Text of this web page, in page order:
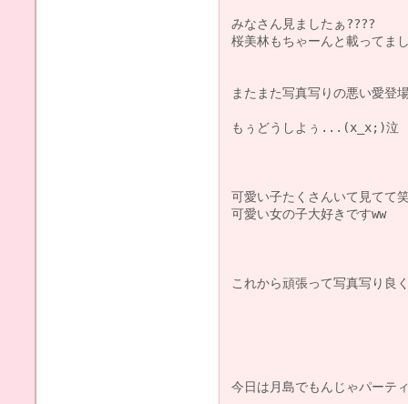
みなさん見ましたぁ????
桜美林もちゃーんと載ってま
またまた写真写りの悪い愛
もぅどうしよぅ...(x_x;)泣
可愛い子たくさんいて見てて
可愛い女の子大好きですww
これから頑張って写真写り
今日は月島でもんじゃパーテ